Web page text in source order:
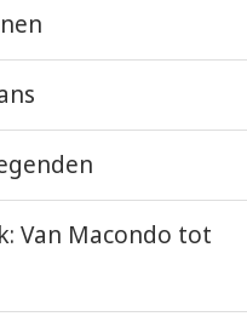
Van Macondo tot